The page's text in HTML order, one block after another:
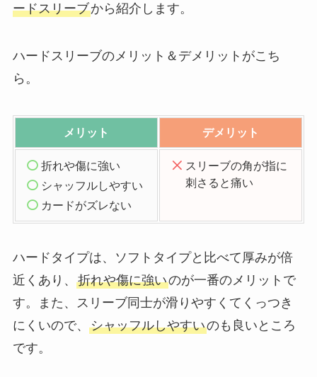
ードスリーブから紹介します。
ハードスリーブのメリット＆デメリットがこち
ら。
メリット デメリット
折れや傷に強い
シャッフルしやすい
カードがズレない
スリーブの角が指に
刺さると痛い
ハードタイプは、ソフトタイプと比べて厚みが倍
近くあり、 折れや傷に強いのが一番のメリットで
す。また、スリーブ同士が滑りやすくてくっつき
にくいので、 シャッフルしやすいのも良いところ
です。